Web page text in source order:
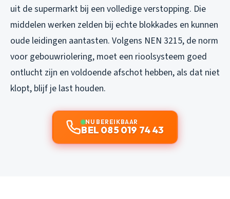
uit de supermarkt bij een volledige verstopping. Die
middelen werken zelden bij echte blokkades en kunnen
oude leidingen aantasten. Volgens NEN 3215, de norm
voor gebouwriolering, moet een rioolsysteem goed
ontlucht zijn en voldoende afschot hebben, als dat niet
klopt, blijf je last houden.
NU BEREIKBAAR
BEL 085 019 74 43